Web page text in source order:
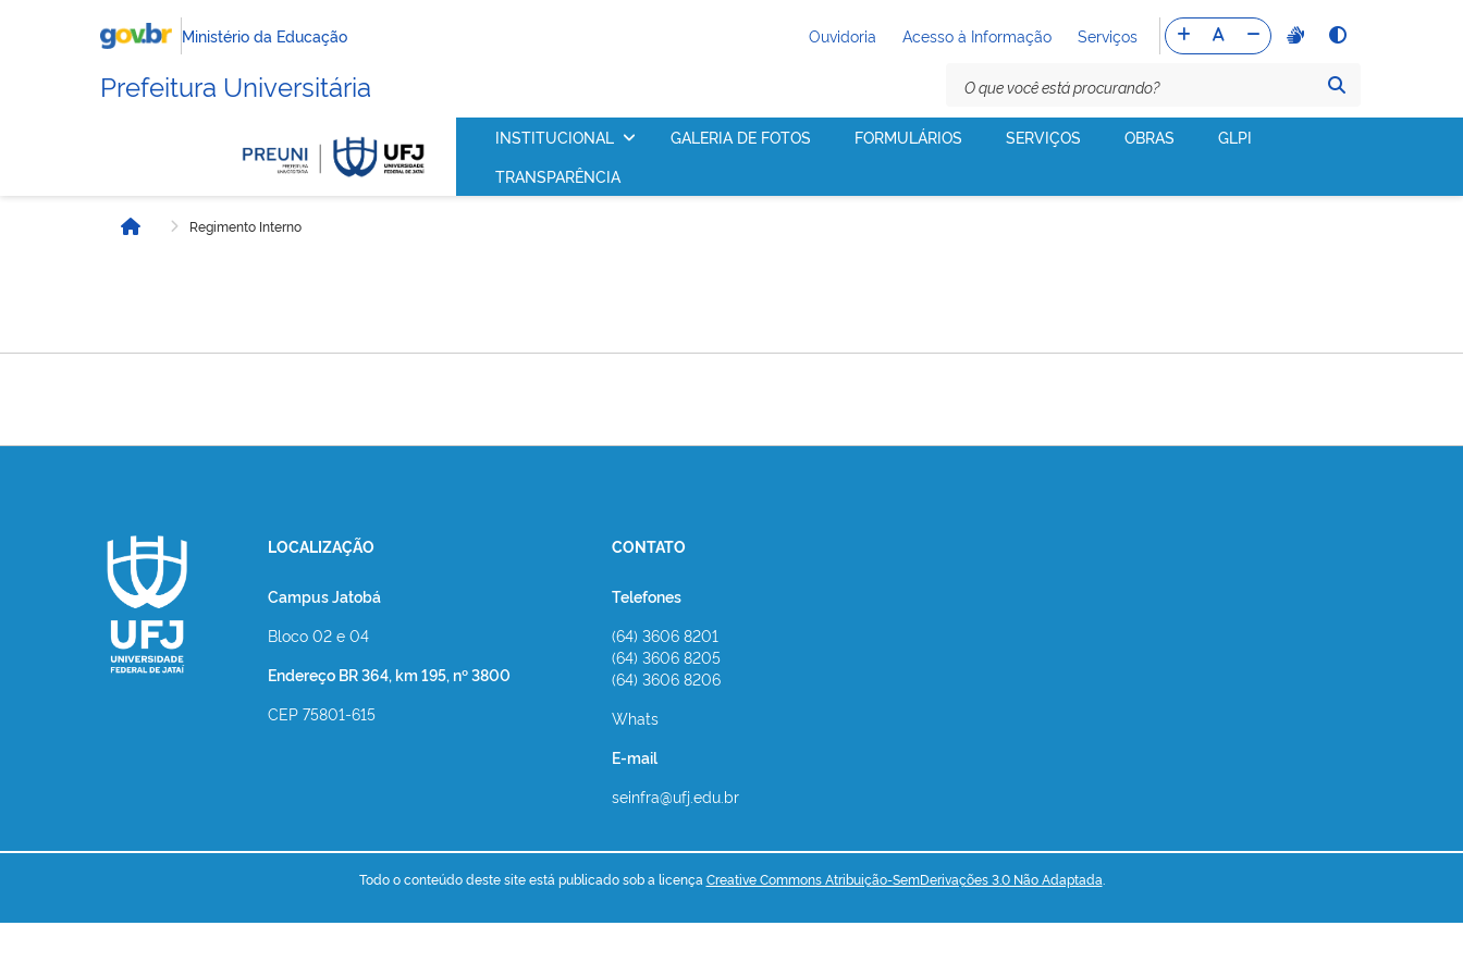
Ministério da Educação Ouvidoria Acesso à Informação Serviços
Prefeitura Universitária
INSTITUCIONAL GALERIA DE FOTOS FORMULÁRIOS SERVIÇOS OBRAS
GLPI
TRANSPARÊNCIA
Início Regimento Interno
LOCALIZAÇÃO
Campus Jatobá
Bloco 02 e 04
Endereço BR 364, km 195, nº 3800
CEP 75801-615
CONTATO
Telefones
(64) 3606 8201
(64) 3606 8205
(64) 3606 8206
Whats
E-mail
seinfra@ufj.edu.br
Todo o conteúdo deste site está publicado sob a licença Creative Commons Atribuição-SemDerivações 3.0 Não Adaptada